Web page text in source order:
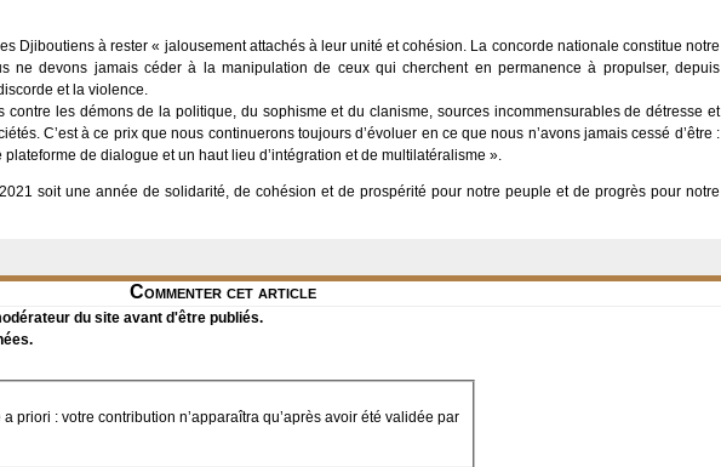
Djiboutiens à rester « jalousement attachés à leur unité et cohésion. La concorde nationale constitue notre
ne devons jamais céder à la manipulation de ceux qui cherchent en permanence à propulser, depuis
et la violence.
contre les démons de la politique, du sophisme et du clanisme, sources incommensurables de détresse et
C’est à ce prix que nous continuerons toujours d’évoluer en ce que nous n’avons jamais cessé d’être :
de dialogue et un haut lieu d’intégration et de multilatéralisme ».
2021 soit une année de solidarité, de cohésion et de prospérité pour notre peuple et de progrès pour notre
Commenter cet article
du site avant d'être publiés.
priori : votre contribution n’apparaîtra qu’après avoir été validée par